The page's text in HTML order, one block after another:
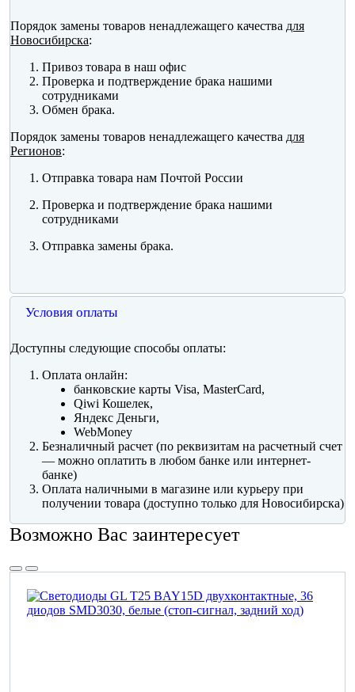
Порядок замены товаров ненадлежащего качества для
Новосибирска:
Привоз товара в наш офис
Проверка и подтверждение брака нашими
сотрудниками
Обмен брака.
Порядок замены товаров ненадлежащего качества для
Регионов:
Отправка товара нам Почтой России
Проверка и подтверждение брака нашими
сотрудниками
Отправка замены брака.
Условия оплаты
Доступны следующие способы оплаты:
Оплата онлайн:
банковские карты Visa, MasterCard,
Qiwi Кошелек,
Яндекс Деньги,
WebMoney
Безналичный расчет (по реквизитам на расчетный счет
— можно оплатить в любом банке или интернет-
банке)
Оплата наличными в магазине или курьеру при
получении товара (доступно только для Новосибирска)
Возможно Вас заинтересует